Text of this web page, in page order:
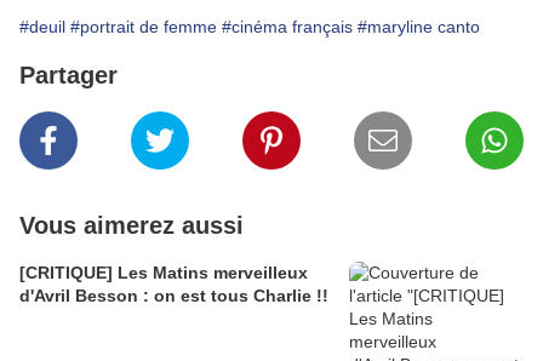
#deuil #portrait de femme #cinéma français #maryline canto
Partager
Vous aimerez aussi
[CRITIQUE] Les Matins merveilleux
d'Avril Besson : on est tous Charlie !!